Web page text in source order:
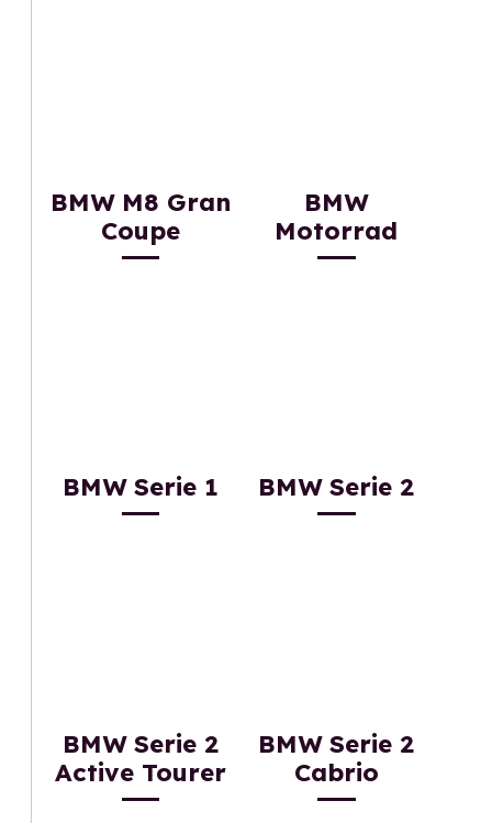
BMW M8 Gran
Coupe
BMW
Motorrad
BMW Serie 1 BMW Serie 2
BMW Serie 2
Active Tourer
BMW Serie 2
Cabrio